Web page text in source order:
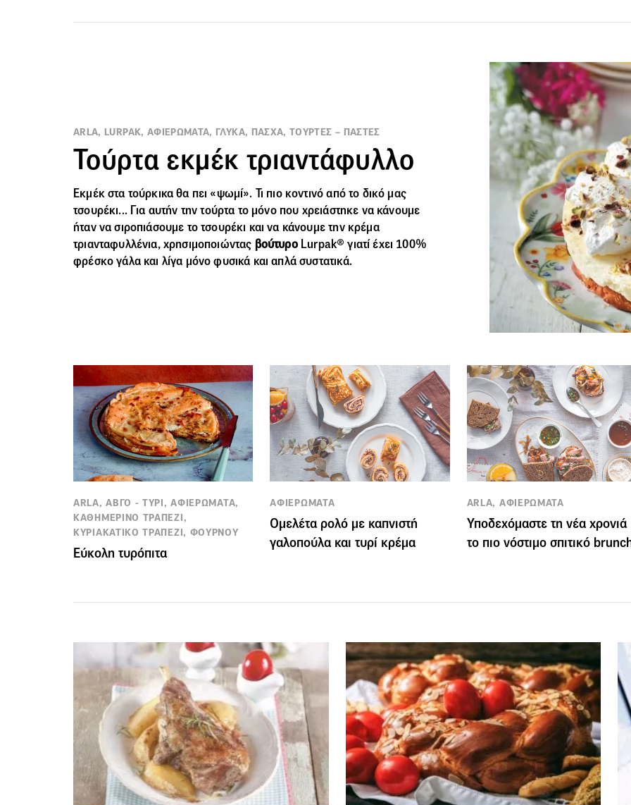
ARLA, LURPAK, ΑΦΙΕΡΩΜΑΤΑ, ΓΛΥΚΑ, ΠΑΣΧΑ, ΤΟΥΡΤΕΣ – ΠΑΣΤΕΣ
Τούρτα εκμέκ τριαντάφυλλο
Εκμέκ στα τούρκικα θα πει «ψωμί». Τι πιο κοντινό από το δικό μας
τσουρέκι... Για αυτήν την τούρτα το μόνο που χρειάστηκε να κάνουμε
ήταν να σιροπιάσουμε το τσουρέκι και να κάνουμε την κρέμα
τριανταφυλλένια, χρησιμοποιώντας βούτυρο Lurpak® γιατί έχει 100%
φρέσκο γάλα και λίγα μόνο φυσικά και απλά συστατικά.
ARLA, ΑΒΓΟ - ΤΥΡΙ, ΑΦΙΕΡΩΜΑΤΑ,
ΚΑΘΗΜΕΡΙΝΟ ΤΡΑΠΕΖΙ,
ΚΥΡΙΑΚΑΤΙΚΟ ΤΡΑΠΕΖΙ, ΦΟΥΡΝΟΥ
Εύκολη τυρόπιτα
ΑΦΙΕΡΩΜΑΤΑ
Ομελέτα ρολό με καπνιστή
γαλοπούλα και τυρί κρέμα
ARLA, ΑΦΙΕΡΩΜΑΤΑ
Υποδεχόμαστε τη νέα χρονιά
το πιο νόστιμο σπιτικό